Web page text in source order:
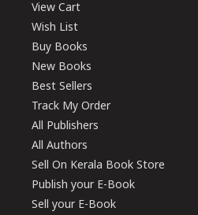
View Cart
Wish List
Buy Books
New Books
Best Sellers
Track My Order
All Publishers
All Authors
Sell On Kerala Book Store
Publish your E-Book
Sell your E-Book